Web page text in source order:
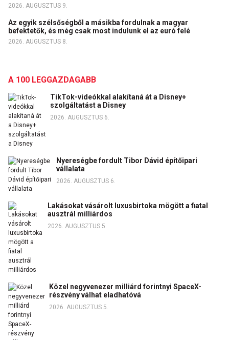
2026. AUGUSZTUS 9.
Az egyik szélsőségből a másikba fordulnak a magyar
befektetők, és még csak most indulunk el az euró felé
2026. AUGUSZTUS 8.
A 100 LEGGAZDAGABB
TikTok-videókkal alakítaná át a Disney+
szolgáltatást a Disney
2026. AUGUSZTUS 6.
Nyereségbe fordult Tibor Dávid építőipari
vállalata
2026. AUGUSZTUS 6.
Lakásokat vásárolt luxusbirtoka mögött a fiatal
ausztrál milliárdos
2026. AUGUSZTUS 5.
Közel negyvenezer milliárd forintnyi SpaceX-
részvény válhat eladhatóvá
2026. AUGUSZTUS 5.